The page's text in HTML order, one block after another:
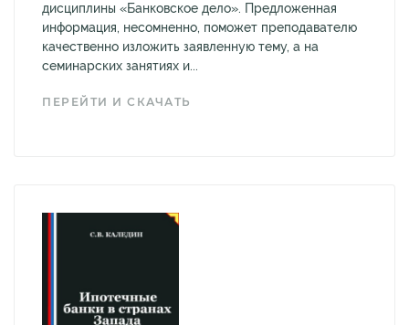
дисциплины «Банковское дело». Предложенная
информация, несомненно, поможет преподавателю
качественно изложить заявленную тему, а на
семинарских занятиях и...
ПЕРЕЙТИ И СКАЧАТЬ